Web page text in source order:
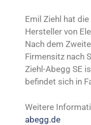
Emil Ziehl hat
Hersteller von
Nach dem
Firmensitz nach
Ziehl-Abegg SE
befindet sich in
Weitere
abegg.de